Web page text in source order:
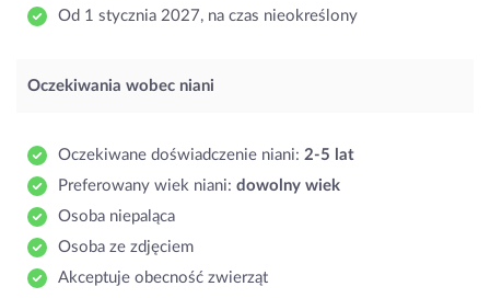
Od 1 stycznia 2027, na czas nieokreślony
Oczekiwania wobec niani
Oczekiwane doświadczenie niani: 2-5 lat
Preferowany wiek niani: dowolny wiek
Osoba niepaląca
Osoba ze zdjęciem
Akceptuje obecność zwierząt